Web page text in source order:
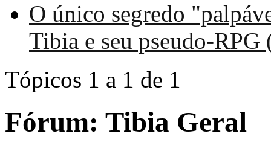
O único segredo
Tibia e seu pseudo-RPG
Tópicos 1 a 1 de 1
Fórum: Tibia Geral